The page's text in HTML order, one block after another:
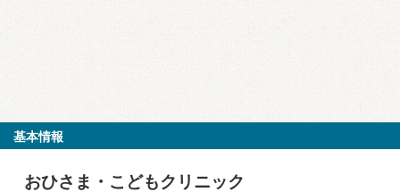
基本情報
おひさま・こどもクリニック